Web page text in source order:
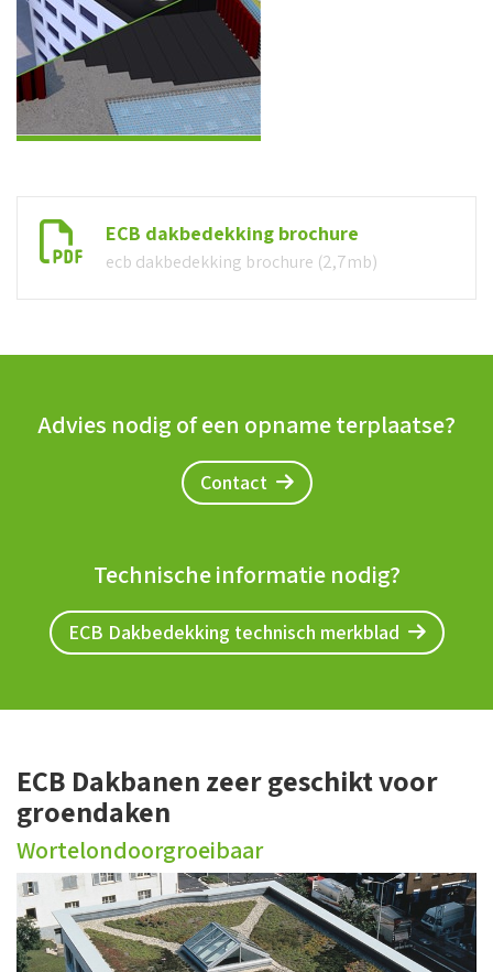
ECB dakbedekking brochure
ecb dakbedekking brochure (2,7mb)
Advies nodig of een opname terplaatse?
Contact
Technische informatie nodig?
ECB Dakbedekking technisch merkblad
ECB Dakbanen zeer geschikt voor
groendaken
Wortelondoorgroeibaar